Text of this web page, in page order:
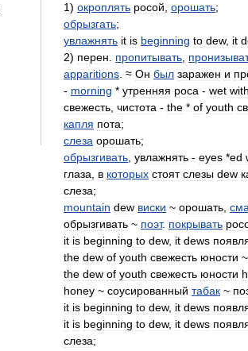
1) окроплять росой орошать;
обрызгать;
увлажнять it is beginning to dew, it
2) перен пропитывать
apparitions . ≈ Он был заражен и
- morning * утренняя роса - wet with
свежесть чистота - the * of youth
капля пота;
слеза орошать;
обрызгивать увлажнять - eyes *ed
глаза
в которых стоят слезы dew
слеза;
mountain dew виски ~ орошать
обрызгивать ~ поэт. покрывать
it is beginning to dew, it dews
the dew of youth свежесть юности ~
the dew of youth свежесть юности
honey ~ соусированный табак ~
it is beginning to dew, it dews
it is beginning to dew, it dews
слеза;